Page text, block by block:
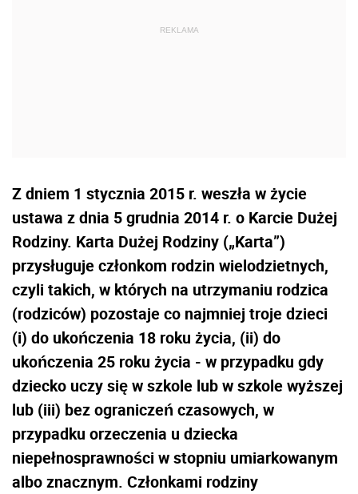
Z dniem 1 stycznia 2015 r. weszła w życie
ustawa z dnia 5 grudnia 2014 r. o Karcie Dużej
Rodziny. Karta Dużej Rodziny („Karta”)
przysługuje członkom rodzin wielodzietnych,
czyli takich, w których na utrzymaniu rodzica
(rodziców) pozostaje co najmniej troje dzieci
(i) do ukończenia 18 roku życia, (ii) do
ukończenia 25 roku życia - w przypadku gdy
dziecko uczy się w szkole lub w szkole wyższej
lub (iii) bez ograniczeń czasowych, w
przypadku orzeczenia u dziecka
niepełnosprawności w stopniu umiarkowanym
albo znacznym. Członkami rodziny